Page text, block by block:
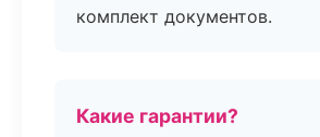
комплект документов.
Какие гарантии?